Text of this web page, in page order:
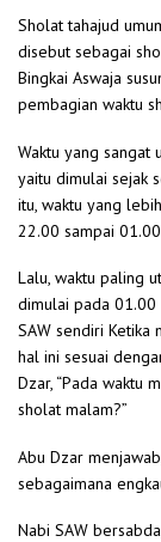
Sholat tahajud
disebut sebagai
Bingkai Aswaja
pembagian waktu
Waktu yang sangat
yaitu dimulai sejak
itu, waktu yang
22.00 sampai
Lalu, waktu paling
dimulai pada 01.00
SAW sendiri Ketika
hal ini sesuai
Dzar, “Pada waktu
sholat malam?”
Abu Dzar
sebagaimana
Nabi SAW